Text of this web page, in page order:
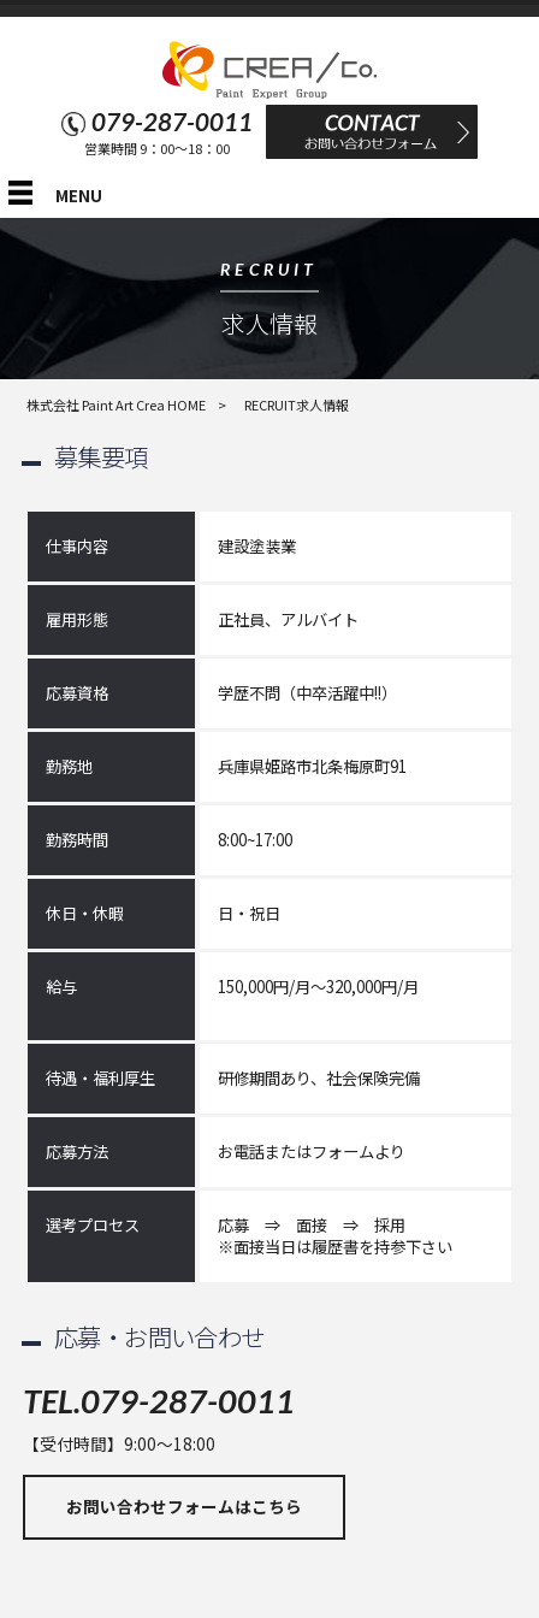
079-287-0011
営業時間 9：00～18：00
MENU
RECRUIT
求人情報
株式会社 Paint Art Crea HOME > RECRUIT求人情報
募集要項
仕事内容 建設塗装業
雇用形態 正社員、アルバイト
応募資格 学歴不問（中卒活躍中!!）
勤務地 兵庫県姫路市北条梅原町91
勤務時間 8:00~17:00
休日・休暇 日・祝日
給与 150,000円/月～320,000円/月
待遇・福利厚生 研修期間あり、社会保険完備
応募方法 お電話またはフォームより
選考プロセス
応募 ⇒ 面接 ⇒ 採用
※面接当日は履歴書を持参下さい
応募・お問い合わせ
TEL.079-287-0011
【受付時間】9:00～18:00
お問い合わせフォームはこちら